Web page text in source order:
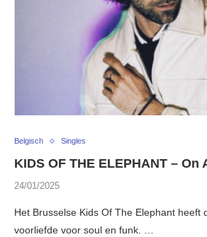
Belgisch Singles
KIDS OF THE ELEPHANT – On
24/01/2025
Het Brusselse Kids Of The Elephant heeft
voorliefde voor soul en funk. …